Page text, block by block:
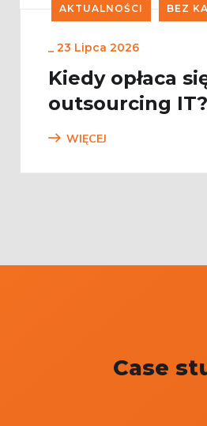
AKTUALNOŚCI BEZ
_ 23 Lipca 2026
Kiedy opłaca
outsourcing IT?
WIĘCEJ
Case